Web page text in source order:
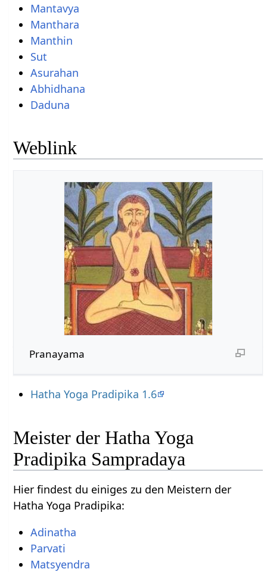
Mantavya
Manthara
Manthin
Sut
Asurahan
Abhidhana
Daduna
Weblink
Pranayama
Hatha Yoga Pradipika 1.6
Meister der Hatha Yoga
Pradipika Sampradaya
Hier findest du einiges zu den Meistern der
Hatha Yoga Pradipika:
Adinatha
Parvati
Matsyendra